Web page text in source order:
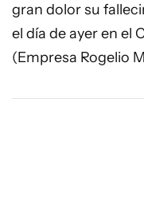
gran dolor su
el día de ayer en el
(Empresa Rogelio